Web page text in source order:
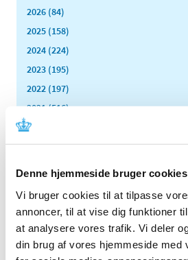
Denne hjemmeside bruger cookies
Vi bruger cookies til at tilpasse
annoncer, til at vise dig funktioner
at analysere vores trafik. Vi deler
din brug af vores hjemmeside med
2026 (84)
2025 (158)
2024 (224)
2023 (195)
2022 (197)
2021 (516)
2020 (263)
2019 (159)
2016 (167)
2015 (33)
2014 (44)